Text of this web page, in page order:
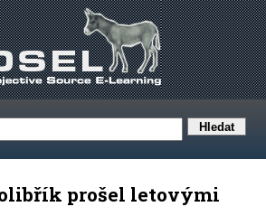
prošel letovými